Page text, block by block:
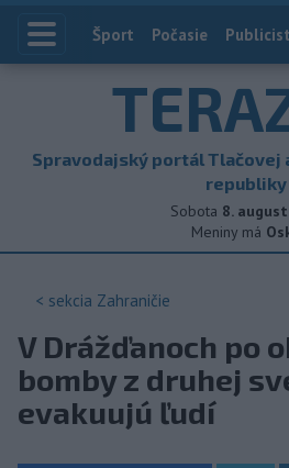
Index
Šport Počasie
Spravodajský portál Tlačovej
republiky
Sobota 8.
Meniny má
< sekcia Zahraničie
V Drážďanoch po
bomby z druhej
evakuujú ľudí